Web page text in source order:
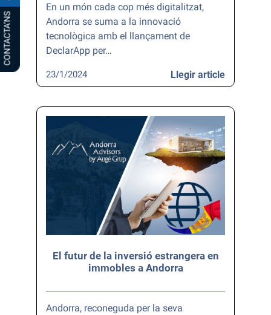
CONTACTA’NS
En un món cada cop més digitalitzat,
Andorra se suma a la innovació
tecnològica amb el llançament de
DeclarApp per…
Llegir article
23/1/2024
El futur de la inversió estrangera en
immobles a Andorra
Andorra, reconeguda per la seva